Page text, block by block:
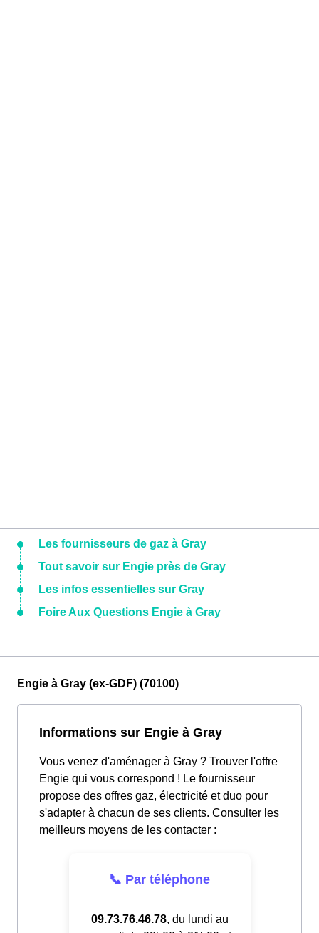
Les fournisseurs de gaz à Gray
Tout savoir sur Engie près de Gray
Les infos essentielles sur Gray
Foire Aux Questions Engie à Gray
Engie à Gray (ex-GDF) (70100)
Informations sur Engie à Gray
Vous venez d'aménager à Gray ? Trouver l'offre
Engie qui vous correspond ! Le fournisseur
propose des offres gaz, électricité et duo pour
s'adapter à chacun de ses clients. Consulter les
meilleurs moyens de les contacter :
📞 Par téléphone
09.73.76.46.78, du lundi au